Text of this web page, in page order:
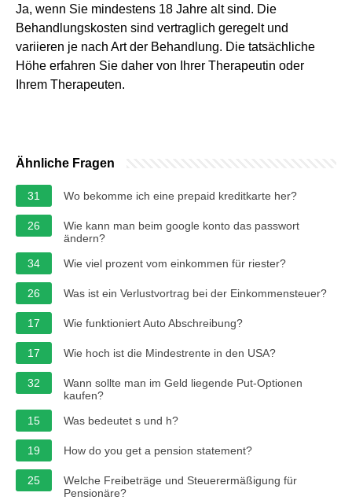
Ja, wenn Sie mindestens 18 Jahre alt sind. Die
Behandlungskosten sind vertraglich geregelt und
variieren je nach Art der Behandlung. Die tatsächliche
Höhe erfahren Sie daher von Ihrer Therapeutin oder
Ihrem Therapeuten.
Ähnliche Fragen
31 Wo bekomme ich eine prepaid kreditkarte her?
26
Wie kann man beim google konto das passwort
ändern?
34
Wie viel prozent vom einkommen für riester?
26 Was ist ein Verlustvortrag bei der Einkommensteuer?
17 Wie funktioniert Auto Abschreibung?
17 Wie hoch ist die Mindestrente in den USA?
32
Wann sollte man im Geld liegende Put-Optionen
kaufen?
15
Was bedeutet s und h?
19 How do you get a pension statement?
25
Welche Freibeträge und Steuerermäßigung für
Pensionäre?